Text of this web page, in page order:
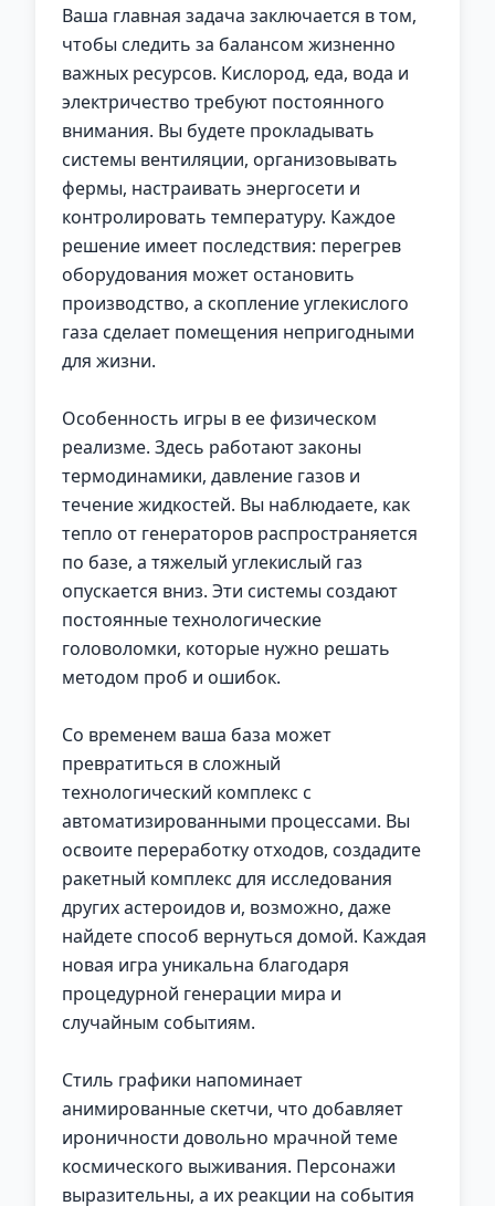
Ваша главная задача заключается в том,
чтобы следить за балансом жизненно
важных ресурсов. Кислород, еда, вода и
электричество требуют постоянного
внимания. Вы будете прокладывать
системы вентиляции, организовывать
фермы, настраивать энергосети и
контролировать температуру. Каждое
решение имеет последствия: перегрев
оборудования может остановить
производство, а скопление углекислого
газа сделает помещения непригодными
для жизни.
Особенность игры в ее физическом
реализме. Здесь работают законы
термодинамики, давление газов и
течение жидкостей. Вы наблюдаете, как
тепло от генераторов распространяется
по базе, а тяжелый углекислый газ
опускается вниз. Эти системы создают
постоянные технологические
головоломки, которые нужно решать
методом проб и ошибок.
Со временем ваша база может
превратиться в сложный
технологический комплекс с
автоматизированными процессами. Вы
освоите переработку отходов, создадите
ракетный комплекс для исследования
других астероидов и, возможно, даже
найдете способ вернуться домой. Каждая
новая игра уникальна благодаря
процедурной генерации мира и
случайным событиям.
Стиль графики напоминает
анимированные скетчи, что добавляет
ироничности довольно мрачной теме
космического выживания. Персонажи
выразительны, а их реакции на события